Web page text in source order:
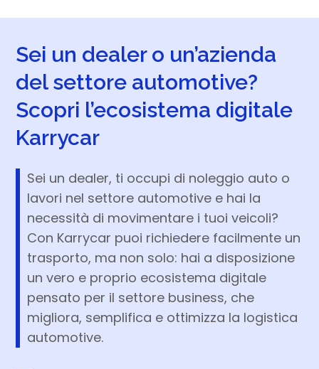
Sei un dealer o un’azienda
del settore automotive?
Scopri l’ecosistema digitale
Karrycar
Sei un dealer, ti occupi di noleggio auto o
lavori nel settore automotive e hai la
necessità di movimentare i tuoi veicoli?
Con Karrycar puoi richiedere facilmente un
trasporto, ma non solo: hai a disposizione
un vero e proprio ecosistema digitale
pensato per il settore business, che
migliora, semplifica e ottimizza la logistica
automotive.